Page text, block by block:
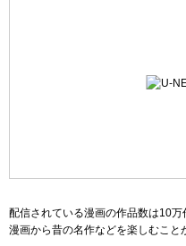
配信されている漫画の作品数は10
漫画から昔の名作などを楽しむこと